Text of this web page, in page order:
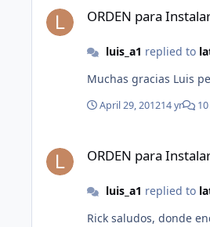
ORDEN para
luis_a1 replied to
Muchas gracias Luis
April 29, 201214 yr
ORDEN para
luis_a1 replied to